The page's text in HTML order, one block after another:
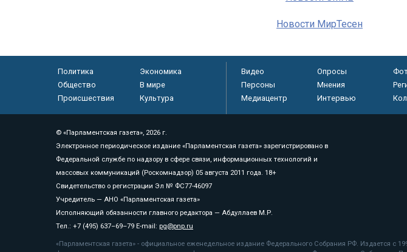
Новости МирТесен
Политика
Экономика
Общество
В мире
Происшествия
Культура
Видео Опросы
Персоны
Мнения
Медиацентр
Интервью
© «Парламентская газета», 2026 г.
Электронное периодическое издание «Парламентская газета» зарегистрировано в
Федеральной службе по надзору в сфере связи, информационных технологий и
массовых коммуникаций (Роскомнадзор) 05 августа 2011 года. 18+
Свидетельство о регистрации Эл № ФС77-46097
Учредитель — АНО «Парламентская газета»
Исполняющий обязанности главного редактора — Абдуллаев М.Р.
Тел.: +7 (495) 637–69–79 E-mail: pg@pnp.ru
«Парламентская газета» - официальное еженедельное издание Федерального Собрания РФ. Издается с